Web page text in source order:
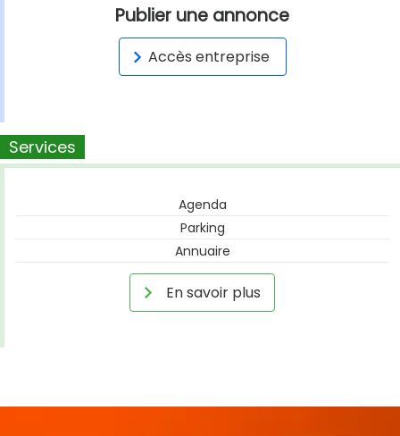
Publier une annonce
Accès entreprise
Services
Agenda
Parking
Annuaire
En savoir plus